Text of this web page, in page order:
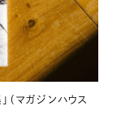
マガジンハウス